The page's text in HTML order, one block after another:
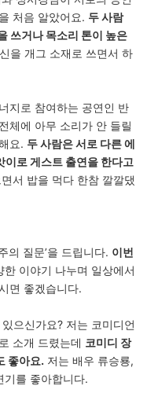
처음 알았어요. 두 사람
쓰거나 목소리 톤이 높은
을 개그 소재로 쓰면서 하
지로 참여하는 공연인 반
체에 아무 소리가 안 들릴
요. 두 사람은 서로 다른 에
이로 게스트 출연을 한다고
서 밥을 먹다 한참 깔깔댔
의 질문’을 드립니다. 이번
한 이야기 나누며 일상에서
면 좋겠습니다.
으신가요? 저는 코미디언
소개 드렸는데 코미디 장
좋아요. 저는 배우 류승룡,
기를 좋아합니다.